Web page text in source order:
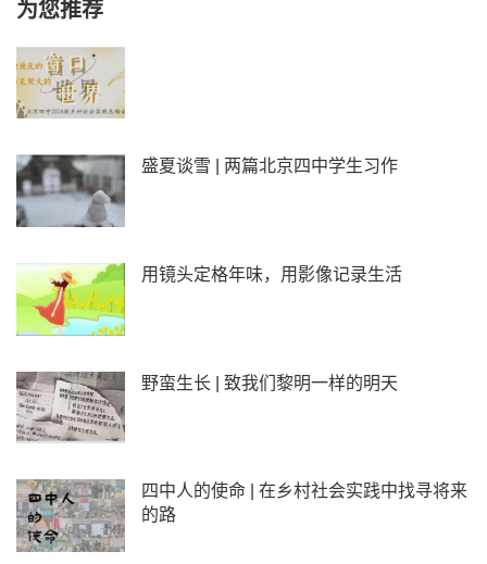
为您推荐
盛夏谈雪 | 两篇北京四中学生习作
用镜头定格年味，用影像记录生活
野蛮生长 | 致我们黎明一样的明天
四中人的使命 | 在乡村社会实践中找寻将来
的路